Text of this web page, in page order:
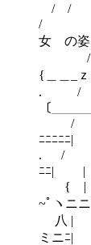
/
女 の姿
/
{＿＿
. /
〔
/ / ｀
ﾆﾆﾆﾆ
. / / | (
ﾆﾆ|
{ | | |
~ﾟヽ
八 | |
ミニ